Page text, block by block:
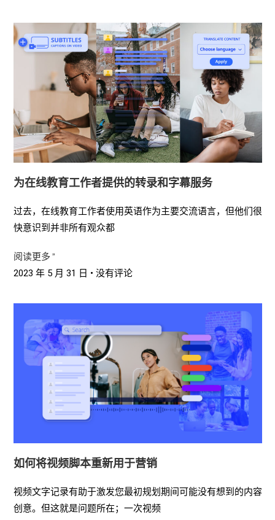
为在线教育工作者提供的转录和字幕服务
过去，在线教育工作者使用英语作为主要交流语言，但他们很
快意识到并非所有观众都
阅读更多 ”
2023 年 5 月 31 日 没有评论
如何将视频脚本重新用于营销
视频文字记录有助于激发您最初规划期间可能没有想到的内容
创意。但这就是问题所在；一次视频